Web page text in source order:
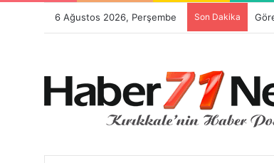
6 Ağustos 2026, Perşembe Son Dakika